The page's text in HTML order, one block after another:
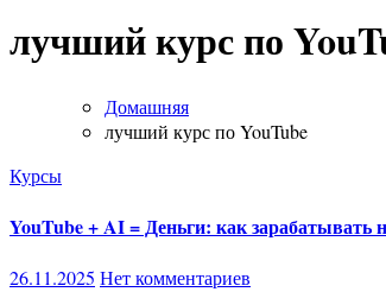
лучший курс по
Домашняя
лучший курс по YouTube
Курсы
YouTube + AI = Деньги: как зарабатывать
26.11.2025 Нет комментариев